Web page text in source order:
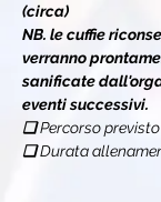
(circa)
NB. le cuffie
verranno
sanificate
eventi successivi.
❏ Percorso
❏ Durata